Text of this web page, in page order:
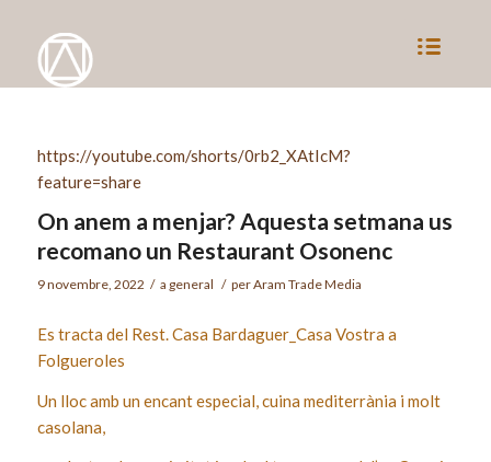
https://youtube.com/shorts/0rb2_XAtIcM?
feature=share
On anem a menjar? Aquesta setmana us
recomano un Restaurant Osonenc
9 novembre, 2022 / a general / perAram Trade Media
Es tracta del Rest. Casa Bardaguer_Casa Vostra a
Folgueroles
Un lloc amb un encant especial, cuina mediterrània i molt
casolana,